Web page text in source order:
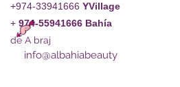
+974-33941666 YVillage
+ 974-55941666 Bahía
de A braj
info@albahiabeauty